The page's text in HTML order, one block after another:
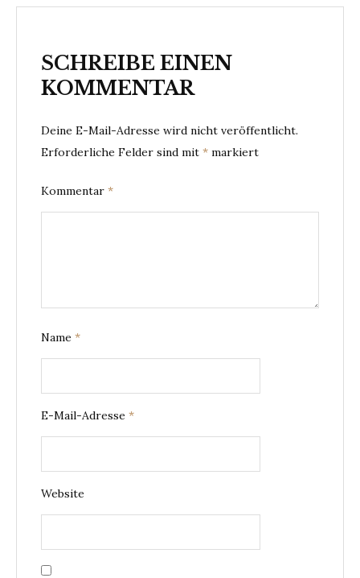
SCHREIBE EINEN
KOMMENTAR
Deine E-Mail-Adresse wird nicht veröffentlicht.
Erforderliche Felder sind mit * markiert
Kommentar *
Name *
E-Mail-Adresse *
Website